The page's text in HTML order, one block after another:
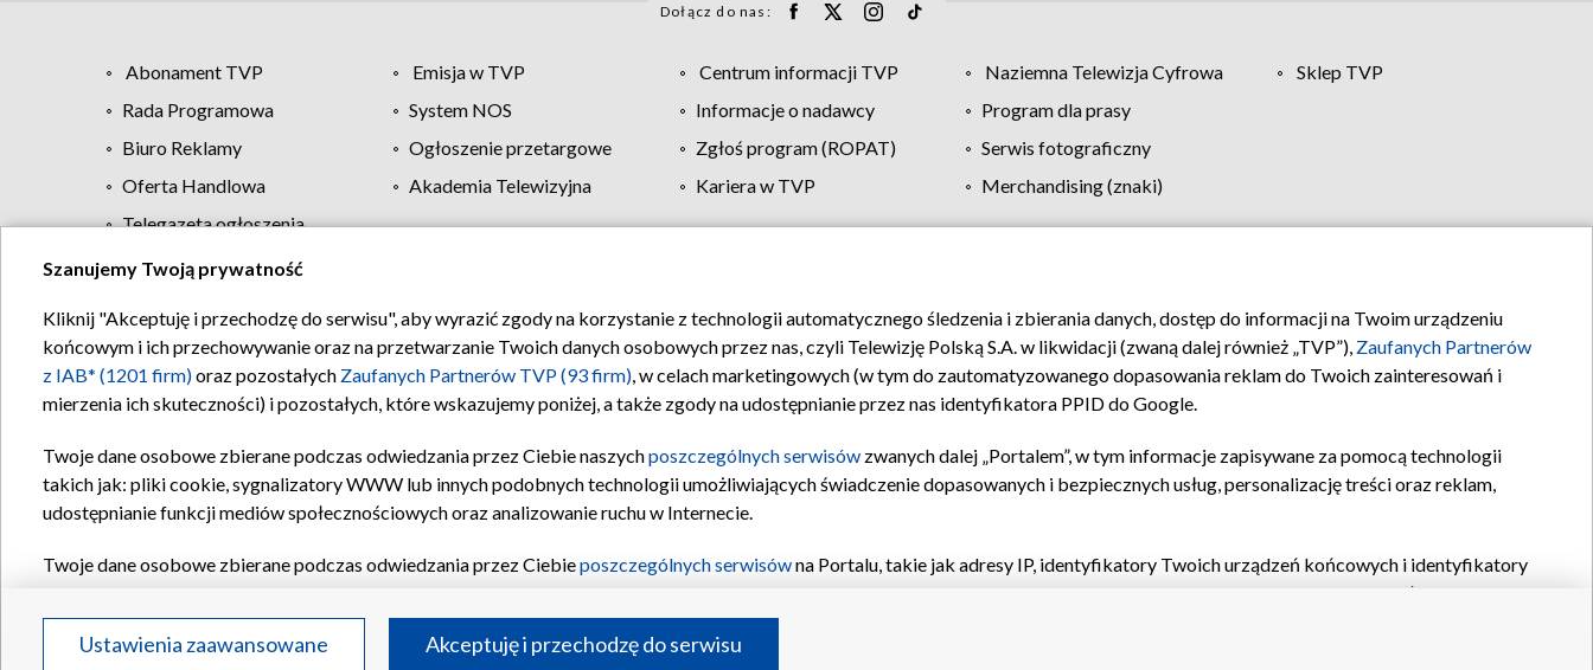
Dołącz do nas:
Abonament TVP Emisja w TVP Centrum informacji TVP Naziemna Telewizja Cyfrowa
Sklep TVP
Rada Programowa
System NOS Informacje o nadawcy
Program dla prasy
Biuro Reklamy
Ogłoszenie przetargowe Zgłoś program (ROPAT)
Serwis fotograficzny
Oferta Handlowa
Akademia Telewizyjna Kariera w TVP
Merchandising (znaki)
Telegazeta ogłoszenia
Regulamin TVP Polityka prywatności Moje zgody Pomoc Biuro reklamy Kontakt
Szanujemy Twoją prywatność
Kliknij "Akceptuję i przechodzę do serwisu", aby wyrazić zgody na korzystanie z technologii automatycznego śledzenia i zbierania danych, dostęp do informacji na Twoim urządzeniu
końcowym i ich przechowywanie oraz na przetwarzanie Twoich danych osobowych przez nas, czyli Telewizję Polską S.A. w likwidacji (zwaną dalej również „TVP”), Zaufanych Partnerów
z IAB* (1201 firm)oraz pozostałych Zaufanych Partnerów TVP (93 firm), w celach marketingowych (w tym do zautomatyzowanego dopasowania reklam do Twoich zainteresowań i
mierzenia ich skuteczności) i pozostałych, które wskazujemy poniżej, a także zgody na udostępnianie przez nas identyfikatora PPID do Google.
Twoje dane osobowe zbierane podczas odwiedzania przez Ciebie naszychposzczególnych serwisów zwanych dalej „Portalem”, w tym informacje zapisywane za pomocą technologii
takich jak: pliki cookie, sygnalizatory WWW lub innych podobnych technologii umożliwiających świadczenie dopasowanych i bezpiecznych usług, personalizację treści oraz reklam,
udostępnianie funkcji mediów społecznościowych oraz analizowanie ruchu w Internecie.
Twoje dane osobowe zbierane podczas odwiedzania przez Ciebieposzczególnych serwisówna Portalu, takie jak adresy IP, identyfikatory Twoich urządzeń końcowych i identyfikatory
oraz pozostałych
Partnerów TVPdla realizacji następujących celów i funkcji: przechowywania informacji na urządzeniu lub dostęp do nich, wyboru podstawowych reklam, wyboru spersonalizowanych
reklam, tworzenia profilu spersonalizowanych reklam, tworzenia profilu spersonalizowanych treści, wyboru spersonalizowanych treści, pomiaru wydajności reklam, pomiaru wydajności
Ustawienia zaawansowane Akceptuję i przechodzę do serwisu